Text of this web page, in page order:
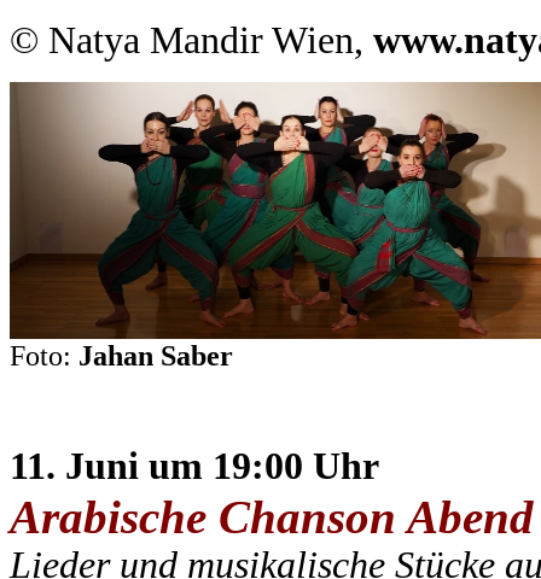
© Natya Mandir Wien,
Foto: Jahan Saber
11. Juni um 19:00 Uhr
Arabische Chanson Abend
Lieder und musikalische Stücke